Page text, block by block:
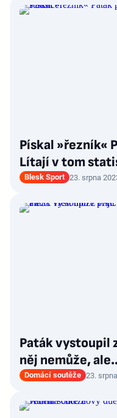
Pískal »řezník«
Lítají v tom
Blesk Sport 23. srpna
Paták vystoupil
něj nemůže,
Domácí soutěže 23.